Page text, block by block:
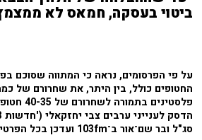
ביטוי בעסקה, חמאס לא
על פי הפרסומים, נראה כי המתווה שסוכם
החטופים כולל, בין היתר, את שחרורם של
פלסטינים
סג"ל ובר שם־אור ב־103fm ועדכן בכל הפרטים.